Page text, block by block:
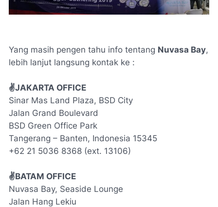
Yang masih pengen tahu info tentang Nuvasa Bay,
lebih lanjut langsung kontak ke :
✌JAKARTA OFFICE
Sinar Mas Land Plaza, BSD City
Jalan Grand Boulevard
BSD Green Office Park
Tangerang – Banten, Indonesia 15345
+62 21 5036 8368 (ext. 13106)
✌BATAM OFFICE
Nuvasa Bay, Seaside Lounge
Jalan Hang Lekiu